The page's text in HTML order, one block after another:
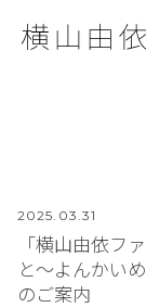
2025. 03.31
「横山由依フ
と～よんかい
のご案内